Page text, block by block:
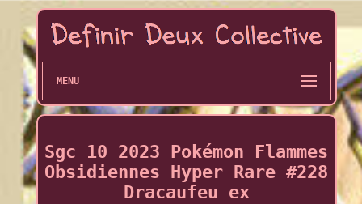
MENU
Sgc 10 2023 Pokémon Flammes
Obsidiennes Hyper Rare #228
Dracaufeu ex